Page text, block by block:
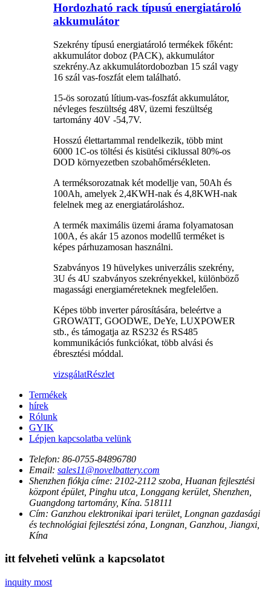
Hordozható rack típusú energiatároló
akkumulátor
Szekrény típusú energiatároló termékek főként:
akkumulátor doboz (PACK), akkumulátor
szekrény.Az akkumulátordobozban 15 szál vagy
16 szál vas-foszfát elem található.
15-ös sorozatú lítium-vas-foszfát akkumulátor,
névleges feszültség 48V, üzemi feszültség
tartomány 40V -54,7V.
Hosszú élettartammal rendelkezik, több mint
6000 1C-os töltési és kisütési ciklussal 80%-os
DOD környezetben szobahőmérsékleten.
A terméksorozatnak két modellje van, 50Ah és
100Ah, amelyek 2,4KWH-nak és 4,8KWH-nak
felelnek meg az energiatároláshoz.
A termék maximális üzemi árama folyamatosan
100A, és akár 15 azonos modellű terméket is
képes párhuzamosan használni.
Szabványos 19 hüvelykes univerzális szekrény,
3U és 4U szabványos szekrényekkel, különböző
magassági energiaméreteknek megfelelően.
Képes több inverter párosítására, beleértve a
GROWATT, GOODWE, DeYe, LUXPOWER
stb., és támogatja az RS232 és RS485
kommunikációs funkciókat, több alvási és
ébresztési móddal.
vizsgálatRészlet
Termékek
hírek
Rólunk
GYIK
Lépjen kapcsolatba velünk
Telefon: 86-0755-84896780
Email: sales11@novelbattery.com
Shenzhen fiókja címe: 2102-2112 szoba, Huanan fejlesztési
központ épület, Pinghu utca, Longgang kerület, Shenzhen,
Guangdong tartomány, Kína. 518111
Cím: Ganzhou elektronikai ipari terület, Longnan gazdasági
és technológiai fejlesztési zóna, Longnan, Ganzhou, Jiangxi,
Kína
itt felveheti velünk a kapcsolatot
inquity most